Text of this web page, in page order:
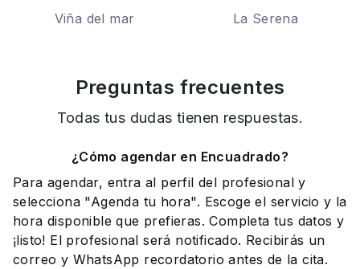
Viña del mar
La Serena
Preguntas frecuentes
Todas tus dudas tienen respuestas.
¿Cómo agendar en Encuadrado?
Para agendar, entra al perfil del profesional y
selecciona "Agenda tu hora". Escoge el servicio y la
hora disponible que prefieras. Completa tus datos y
¡listo! El profesional será notificado. Recibirás un
correo y WhatsApp recordatorio antes de la cita.